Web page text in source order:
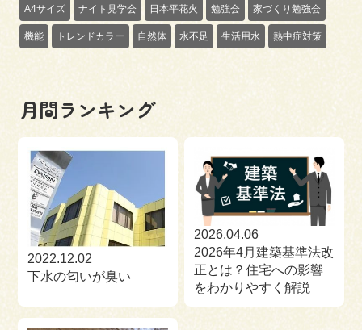
A4サイズ ナイト見学会 日本平花火 勉強会 家づくり勉強会
機能 トレンドカラー 自然体 水不足 生活用水 熱中症対策
月間ランキング
2022.12.02
下水の匂いが臭い
2026.04.06
2026年4月建築基準法改
正とは？住宅への影響
をわかりやすく解説